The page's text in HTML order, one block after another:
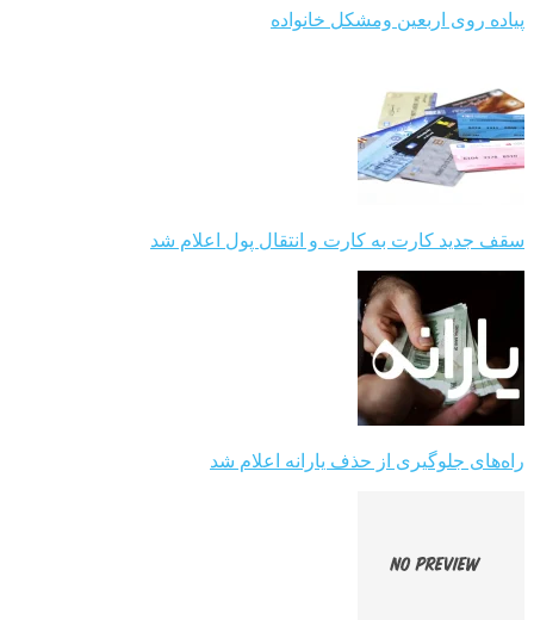
پیاده روی اربعین ومشکل خانواده
سقف جدید کارت به کارت و انتقال پول اعلام شد
راه‌های جلوگیری از حذف یارانه اعلام شد